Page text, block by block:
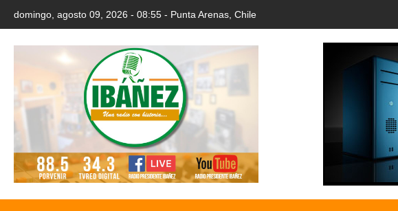
domingo, agosto 09, 2026 - 08:55 - Punta Arenas, Chile